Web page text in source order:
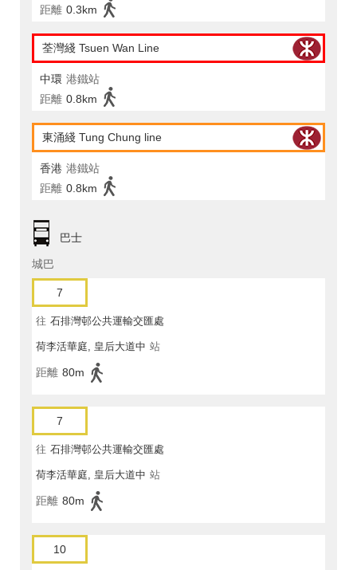
距離 0.3km
荃灣綫 Tsuen Wan Line
中環 港鐵站
距離 0.8km
東涌綫 Tung Chung line
香港 港鐵站
距離 0.8km
巴士
城巴
7
往 石排灣邨公共運輸交匯處
荷李活華庭, 皇后大道中 站
距離 80m
7
往 石排灣邨公共運輸交匯處
荷李活華庭, 皇后大道中 站
距離 80m
10